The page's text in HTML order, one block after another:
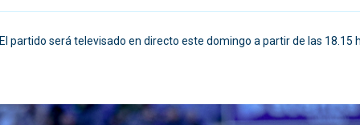
El partido será televisado en directo este domingo a partir de las 18.15